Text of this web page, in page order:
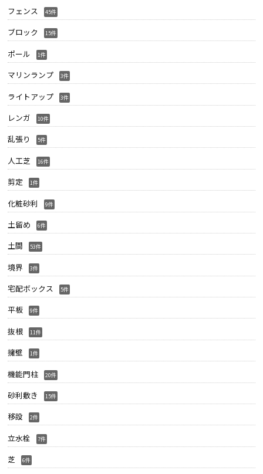
フェンス 45件
ブロック 15件
ポール 1件
マリンランプ 3件
ライトアップ 3件
レンガ 10件
乱張り 5件
人工芝 16件
剪定 1件
化粧砂利 9件
土留め 6件
土間 53件
境界 3件
宅配ボックス 5件
平板 9件
抜根 11件
擁壁 1件
機能門柱 20件
砂利敷き 15件
移設 2件
立水栓 7件
芝 6件